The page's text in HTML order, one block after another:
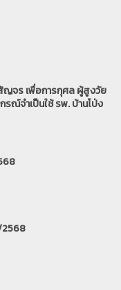
ญจร เพื่อการกุศล ผู้สูงวัย
ณ์จำเป็นใช้ รพ. บ้านโป่ง
2568